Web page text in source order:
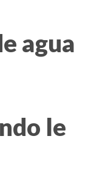
agua
le